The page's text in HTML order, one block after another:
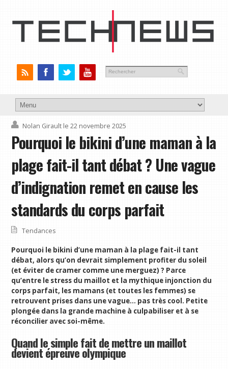
Nolan Girault le 22 novembre 2025
Pourquoi le bikini d’une maman à la
plage fait-il tant débat ? Une vague
d’indignation remet en cause les
standards du corps parfait
Tendances
Pourquoi le bikini d’une maman à la plage fait-il tant
débat, alors qu’on devrait simplement profiter du soleil
(et éviter de cramer comme une merguez) ? Parce
qu’entre le stress du maillot et la mythique injonction du
corps parfait, les mamans (et toutes les femmes) se
retrouvent prises dans une vague… pas très cool. Petite
plongée dans la grande machine à culpabiliser et à se
réconcilier avec soi-même.
Quand le simple fait de mettre un maillot
devient épreuve olympique